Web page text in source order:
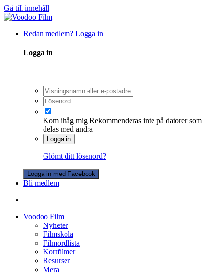
Gå till innehåll
Redan medlem? Logga in
Logga in
Kom ihåg mig Rekommenderas inte på datorer som
delas med andra
Logga in
Glömt ditt lösenord?
Logga in med Facebook
Bli medlem
Voodoo Film
Nyheter
Filmskola
Filmordlista
Kortfilmer
Resurser
Mera